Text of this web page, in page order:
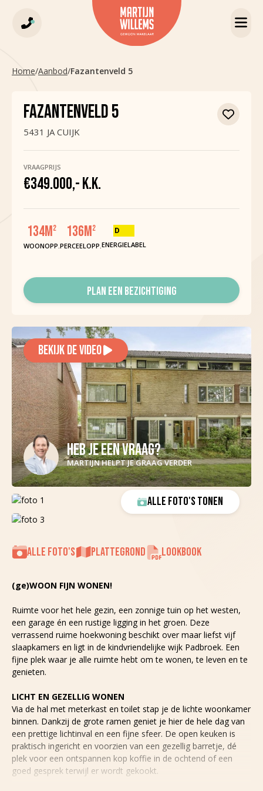
Home/Aanbod/Fazantenveld 5
FAZANTENVELD 5
5431 JA CUIJK
VRAAGPRIJS
€349.000,- K.K.
134M2
WOONOPP.
136M2
PERCEELOPP.
D
ENERGIELABEL
PLAN EEN BEZICHTIGING
BEKIJK DE VIDEO
HEB JE EEN VRAAG?
MARTIJN HELPT JE GRAAG VERDER
ALLE FOTO'S TONEN
ALLE FOTO'S PLATTEGROND LOOKBOOK
(ge)WOON FIJN WONEN!
Ruimte voor het hele gezin, een zonnige tuin op het westen,
een garage én een rustige ligging in het groen. Deze
verrassend ruime hoekwoning beschikt over maar liefst vijf
slaapkamers en ligt in de kindvriendelijke wijk Padbroek. Een
fijne plek waar je alle ruimte hebt om te wonen, te leven en te
genieten.
LICHT EN GEZELLIG WONEN
Via de hal met meterkast en toilet stap je de lichte woonkamer
binnen. Dankzij de grote ramen geniet je hier de hele dag van
een prettige lichtinval en een fijne sfeer. De open keuken is
praktisch ingericht en voorzien van een gezellig barretje, dé
plek voor een ontspannen kop koffie in de ochtend of een
goed gesprek terwijl er wordt gekookt.